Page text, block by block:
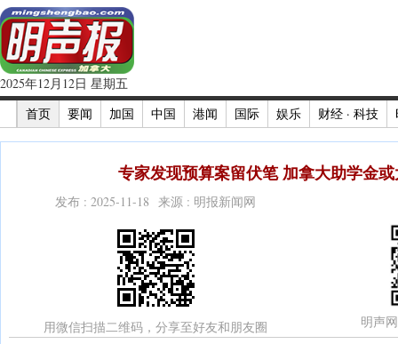
2025年12月12日 星期五
首页
要闻 加国 中国 港闻 国际 娱乐 财经 · 科技
专家发现预算案留伏笔 加拿大助学金
发布 : 2025-11-18 来源 : 明报新闻网
用微信扫描二维码，分享至好友和朋友圈 明声